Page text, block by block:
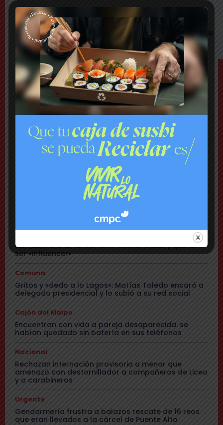
Comuna
Gritos y «dedo a lo Lagos»: Matías Toledo
encaró a delegado presidencial y lo subió a su
red social
TEMAS
Nacional
Lanzan plataforma para denunciar negocios
«sospechosos»
Comuna
Municipio presenta mapa de daños viales y anuncia
plan integral de pavimentación
Delincuentes realizan violento turbazo en Puente
Tensión: delegado Codina acusa a alcalde Toledo
de hacerle una «encerrona», editar video y querer
ser «influencer»
Comuna
Gritos y «dedo a lo Lagos»: Matías Toledo encaró a
delegado presidencial y lo subió a su red social
Cajón del Maipo
Encuentran con vida a pareja desaparecida: se
habían quedado sin batería en sus teléfonos
Nacional
Rechazan internación provisoria a menor que
amenazó con destornillador a compañeros de Liceo
y a carabineros
Urgente
Gendarmería frustra a balazos rescate de 16 reos
que eran llevados a la cárcel de Puente Alto